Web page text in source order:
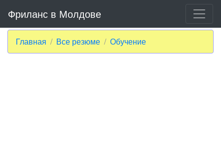
Фриланс в Молдове
Главная Все резюме Обучение